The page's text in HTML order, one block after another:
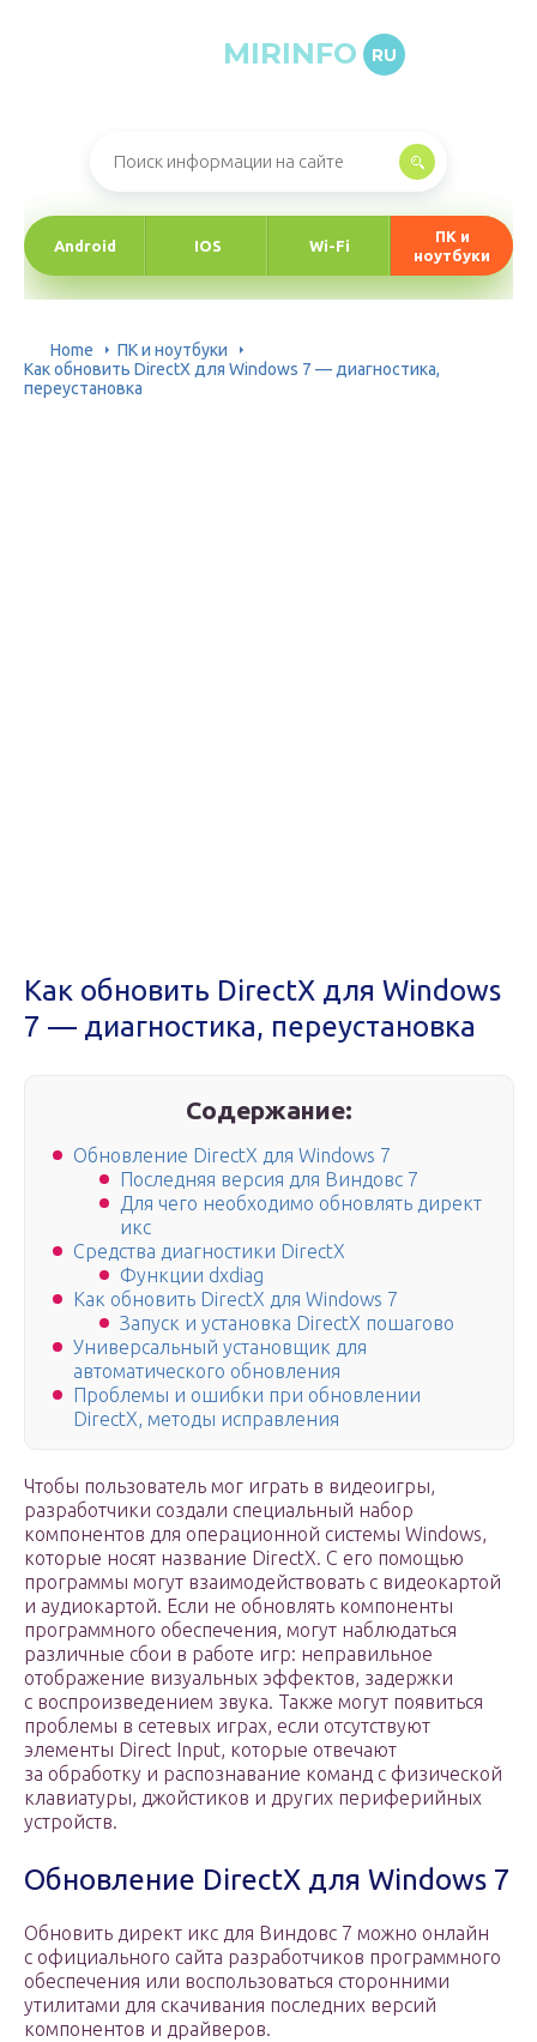
MIRINFO RU
Android IOS Wi-Fi
ПК и
ноутбуки
Home
ПК и ноутбуки
Как обновить DirectX для Windows 7 — диагностика,
переустановка
Как обновить DirectX для Windows
7 — диагностика, переустановка
Содержание:
Обновление DirectX для Windows 7
Последняя версия для Виндовс 7
Для чего необходимо обновлять директ
икс
Средства диагностики DirectX
Функции dxdiag
Как обновить DirectX для Windows 7
Запуск и установка DirectX пошагово
Универсальный установщик для
автоматического обновления
Проблемы и ошибки при обновлении
DirectX, методы исправления
Чтобы пользователь мог играть в видеоигры,
разработчики создали специальный набор
компонентов для операционной системы Windows,
которые носят название DirectX. С его помощью
программы могут взаимодействовать с видеокартой
и аудиокартой. Если не обновлять компоненты
программного обеспечения, могут наблюдаться
различные сбои в работе игр: неправильное
отображение визуальных эффектов, задержки
с воспроизведением звука. Также могут появиться
проблемы в сетевых играх, если отсутствуют
элементы Direct Input, которые отвечают
за обработку и распознавание команд с физической
клавиатуры, джойстиков и других периферийных
устройств.
Обновление DirectX для Windows 7
Обновить директ икс для Виндовс 7 можно онлайн
с официального сайта разработчиков программного
обеспечения или воспользоваться сторонними
утилитами для скачивания последних версий
компонентов и драйверов.